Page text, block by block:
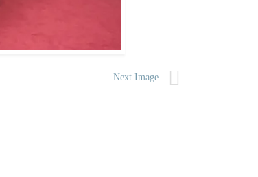
Next Image